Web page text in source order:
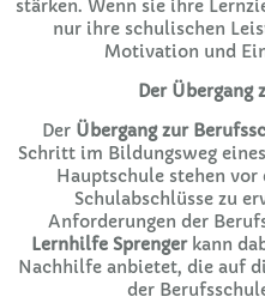
stärken. Wenn sie ihre
nur ihre schulischen
Motivation und
Der Übergang
Der Übergang zur
Schritt im Bildungsweg
Hauptschule stehen
Schulabschlüsse zu
Anforderungen der
Lernhilfe Sprengerkann
Nachhilfe anbietet, die auf
der